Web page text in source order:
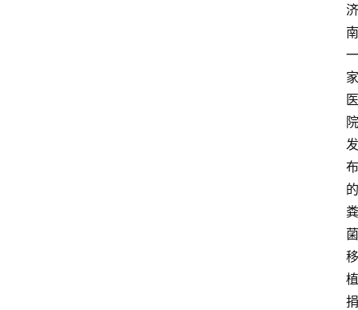
济
南
一
家
医
院
发
布
的
粪
菌
移
植
捐